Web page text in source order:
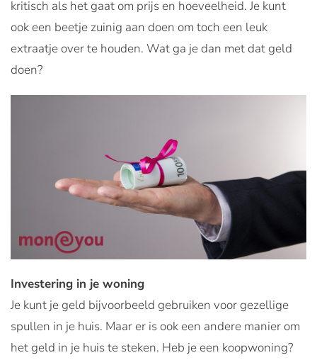
kritisch als het gaat om prijs en hoeveelheid. Je kunt
ook een beetje zuinig aan doen om toch een leuk
extraatje over te houden. Wat ga je dan met dat geld
doen?
Investering in je woning
Je kunt je geld bijvoorbeeld gebruiken voor gezellige
spullen in je huis. Maar er is ook een andere manier om
het geld in je huis te steken. Heb je een koopwoning?